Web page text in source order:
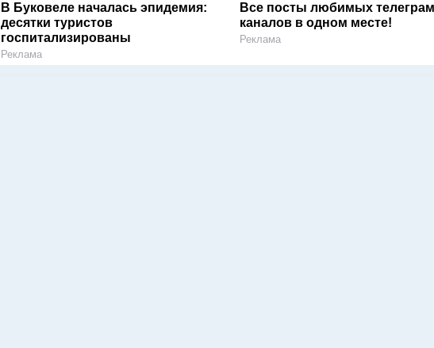
В Буковеле началась эпидемия:
десятки туристов
госпитализированы
Реклама
Все посты любимых
каналов в одном месте!
Реклама